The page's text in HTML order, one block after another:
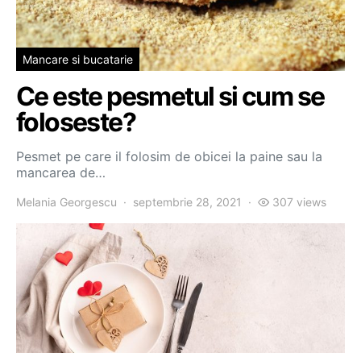
Mancare si bucatarie
Ce este pesmetul si cum se
foloseste?
Pesmet pe care il folosim de obicei la paine sau la
mancarea de…
Melania Georgescu septembrie 28, 2021 307 views